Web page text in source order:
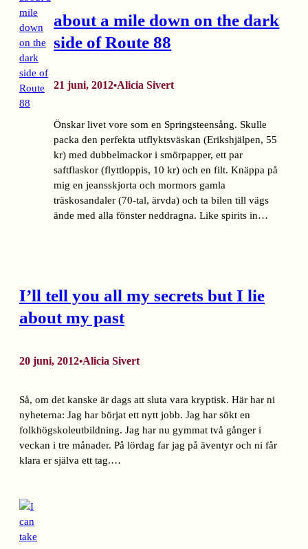
about a mile down on the dark
side of Route 88
21 juni, 2012•Alicia Sivert
Önskar livet vore som en Springsteensång. Skulle
packa den perfekta utflyktsväskan (Erikshjälpen, 55
kr) med dubbelmackor i smörpapper, ett par
saftflaskor (flyttloppis, 10 kr) och en filt. Knäppa på
mig en jeansskjorta och mormors gamla
träskosandaler (70-tal, ärvda) och ta bilen till vägs
ände med alla fönster neddragna. Like spirits in…
I’ll tell you all my secrets but I lie
about my past
20 juni, 2012•Alicia Sivert
Så, om det kanske är dags att sluta vara kryptisk. Här har ni
nyheterna: Jag har börjat ett nytt jobb. Jag har sökt en
folkhögskoleutbildning. Jag har nu gymmat två gånger i
veckan i tre månader. På lördag far jag på äventyr och ni får
klara er själva ett tag.…